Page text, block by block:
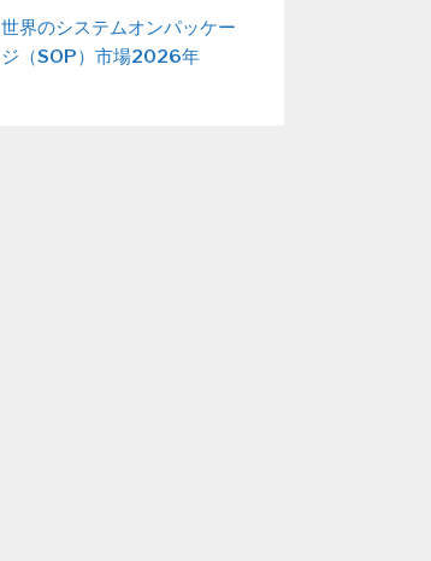
世界のシステムオンパッケー
ジ（SOP）市場2026年